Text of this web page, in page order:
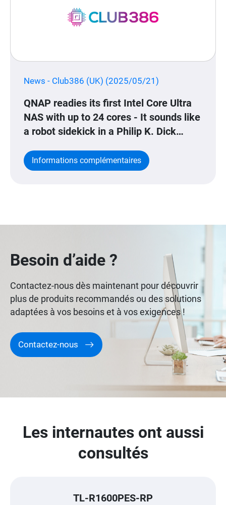
News - Club386 (UK) (2025/05/21)
QNAP readies its first Intel Core Ultra
NAS with up to 24 cores - It sounds like
a robot sidekick in a Philip K. Dick
astounding.
Informations complémentaires
Besoin d’aide ?
Contactez-nous dès maintenant pour découvrir
plus de produits recommandés ou des solutions
adaptées à vos besoins et à vos exigences !
Contactez-nous
Les internautes ont aussi
consultés
TL-R1600PES-RP